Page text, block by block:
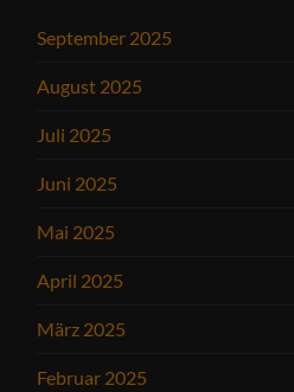
September 2025
August 2025
Juli 2025
Juni 2025
Mai 2025
April 2025
März 2025
Februar 2025